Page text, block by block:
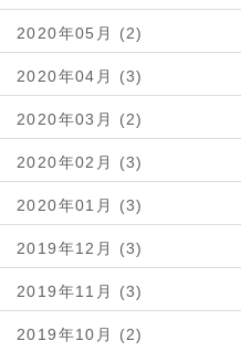
2020年05月 (2)
2020年04月 (3)
2020年03月 (2)
2020年02月 (3)
2020年01月 (3)
2019年12月 (3)
2019年11月 (3)
2019年10月 (2)